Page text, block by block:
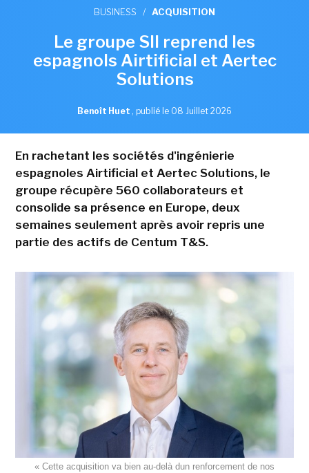
BUSINESS / ACQUISITION
Le groupe SII reprend les
espagnols Airtificial et Aertec
Solutions
Benoît Huet , publié le 08 Juillet 2026
En rachetant les sociétés d'ingénierie
espagnoles Airtificial et Aertec Solutions, le
groupe récupère 560 collaborateurs et
consolide sa présence en Europe, deux
semaines seulement après avoir repris une
partie des actifs de Centum T&S.
« Cette acquisition va bien au-delà dun renforcement de nos